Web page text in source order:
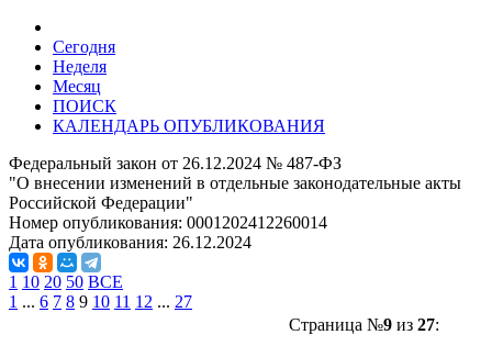
Сегодня
Неделя
Месяц
ПОИСК
КАЛЕНДАРЬ ОПУБЛИКОВАНИЯ
Федеральный закон от 26.12.2024 № 487-ФЗ
"О внесении изменений в отдельные законодательные акты
Российской Федерации"
Номер опубликования: 0001202412260014
Дата опубликования: 26.12.2024
1 10 20 50 ВСЕ
1 ... 6 7 8 9 10 11 12 ... 27
Страница №9из 27: